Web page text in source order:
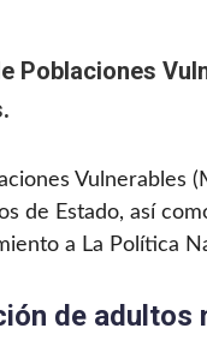
Poblaciones
Vulnerables
de Estado, así
a La Política
de adultos